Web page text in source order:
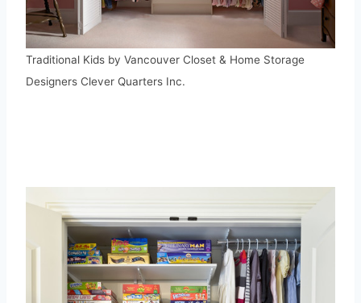
Traditional Kids by Vancouver Closet & Home Storage
Designers Clever Quarters Inc.